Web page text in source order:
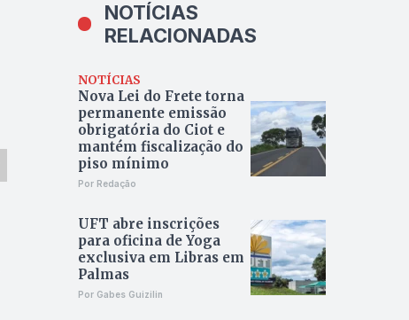
NOTÍCIAS
RELACIONADAS
NOTÍCIAS
Nova Lei do Frete torna
permanente emissão
obrigatória do Ciot e
mantém fiscalização do
piso mínimo
Por Redação
UFT abre inscrições
para oficina de Yoga
exclusiva em Libras em
Palmas
Por Gabes Guizilin